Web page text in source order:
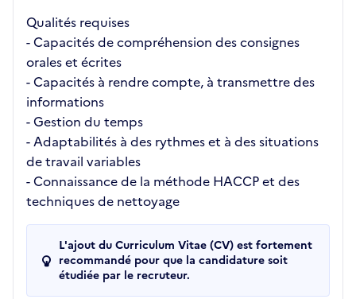
Qualités requises
- Capacités de compréhension des consignes
orales et écrites
- Capacités à rendre compte, à transmettre des
informations
- Gestion du temps
- Adaptabilités à des rythmes et à des situations
de travail variables
- Connaissance de la méthode HACCP et des
techniques de nettoyage
L'ajout du Curriculum Vitae (CV) est fortement
recommandé pour que la candidature soit
étudiée par le recruteur.